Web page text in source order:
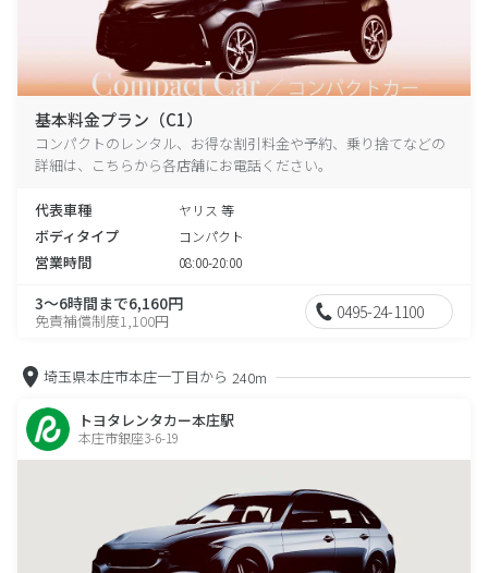
基本料金プラン（C1）
コンパクトのレンタル、お得な割引料金や予約、乗り捨てなどの
詳細は、こちらから各店舗にお電話ください。
代表車種 ヤリス 等
ボディタイプ コンパクト
営業時間 08:00-20:00
3～6時間まで6,160円
免責補償制度1,100円 0495-24-1100
埼玉県本庄市本庄一丁目から 240m
トヨタレンタカー本庄駅
本庄市銀座3-6-19